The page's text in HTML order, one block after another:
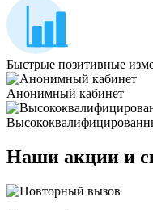
Быстрые позитивные
Анонимный кабинет
Наши акции и